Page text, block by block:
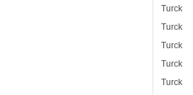
Turck
Turck
Turck
Turck
Turck